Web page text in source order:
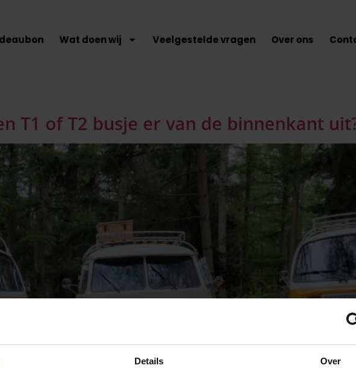
Details Over
Wat doen wij Veelgestelde vragen Over ons
T1 of T2 busje er van de binnenkant